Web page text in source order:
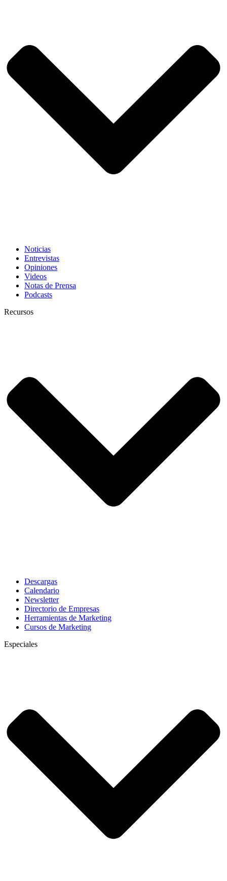
Noticias
Entrevistas
Opiniones
Videos
Notas de Prensa
Podcasts
Recursos
Descargas
Calendario
Newsletter
Directorio de Empresas
Herramientas de Marketing
Cursos de Marketing
Especiales